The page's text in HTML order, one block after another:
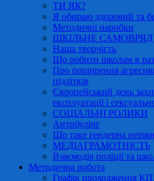
ТИ ЯК?
Я обираю здоровий та
Методичні наробки
ШКІЛЬНЕ
Наша творчість
Що робити школам в
Про поширення
підлітків
Європейський день
експлуатації і
СОЦІАЛЬНІ РОЛИКИ
Антибулінг
Що таке ґендерна
МЕДІАГРАМОТНІСТЬ
Взаємодія поліції та
Методична робота
Графік проходження